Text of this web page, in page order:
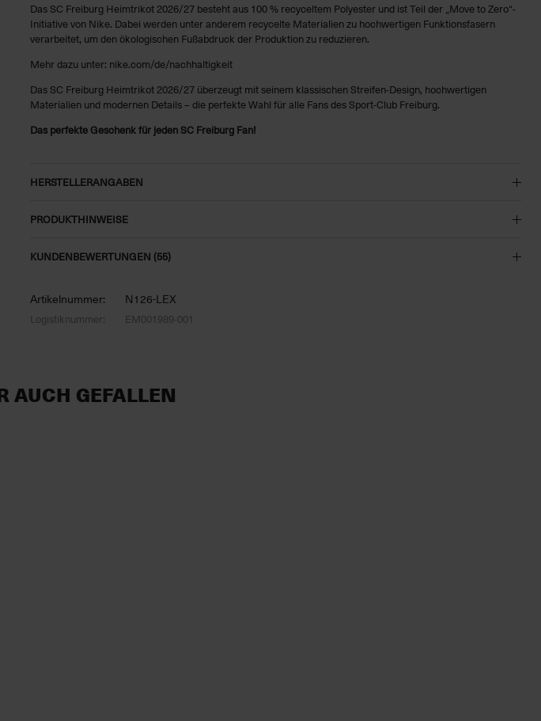
Das SC Freiburg Heimtrikot 2026/27 besteht aus 100 % recyceltem Polyester und ist Teil der „Move to Zero“-
Initiative von Nike. Dabei werden unter anderem recycelte Materialien zu hochwertigen Funktionsfasern
verarbeitet, um den ökologischen Fußabdruck der Produktion zu reduzieren.
Mehr dazu unter: nike.com/de/nachhaltigkeit
Das SC Freiburg Heimtrikot 2026/27 überzeugt mit seinem klassischen Streifen-Design, hochwertigen
Materialien und modernen Details – die perfekte Wahl für alle Fans des Sport-Club Freiburg.
Das perfekte Geschenk für jeden SC Freiburg Fan!
HERSTELLERANGABEN
PRODUKTHINWEISE
KUNDENBEWERTUNGEN (55)
Artikelnummer: N126-LEX
Logistiknummer: EM001989-001
AUCH GEFALLEN